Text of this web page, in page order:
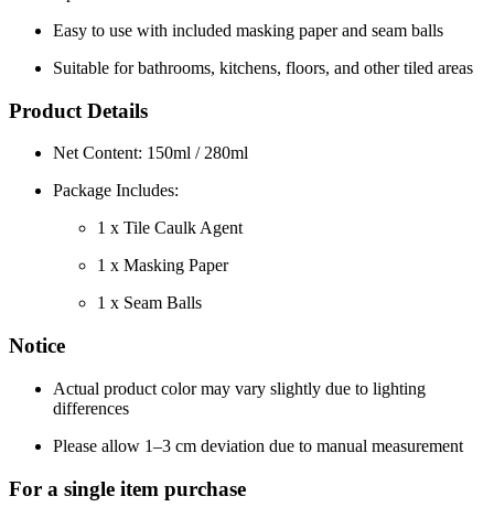
Easy to use with included masking paper and seam balls
Suitable for bathrooms, kitchens, floors, and other tiled areas
Product Details
Net Content: 150ml / 280ml
Package Includes:
1 x Tile Caulk Agent
1 x Masking Paper
1 x Seam Balls
Notice
Actual product color may vary slightly due to lighting
differences
Please allow 1–3 cm deviation due to manual measurement
For a single item purchase